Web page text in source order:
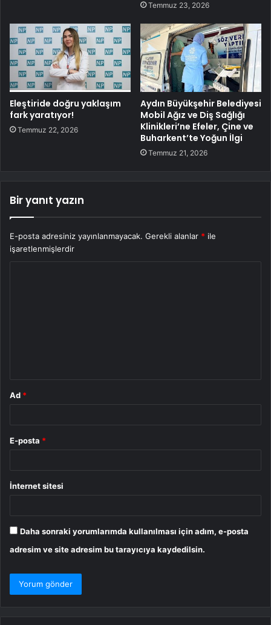
Temmuz 23, 2026
Eleştiride doğru yaklaşım
fark yaratıyor!
Temmuz 22, 2026
Aydın Büyükşehir Belediyesi
Mobil Ağız ve Diş Sağlığı
Klinikleri’ne Efeler, Çine ve
Buharkent’te Yoğun İlgi
Temmuz 21, 2026
Bir yanıt yazın
E-posta adresiniz yayınlanmayacak. Gerekli alanlar * ile
işaretlenmişlerdir
Ad *
E-posta *
İnternet sitesi
Daha sonraki yorumlarımda kullanılması için adım, e-posta
adresim ve site adresim bu tarayıcıya kaydedilsin.